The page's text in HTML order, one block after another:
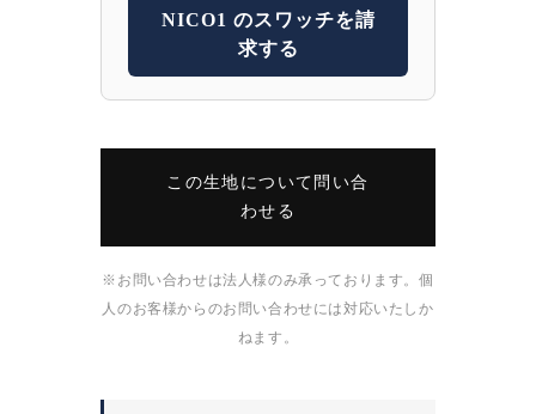
NICO1 のスワッチを請
求する
この生地について問い合
わせる
※お問い合わせは法人様のみ承っております。個
人のお客様からのお問い合わせには対応いたしか
ねます。